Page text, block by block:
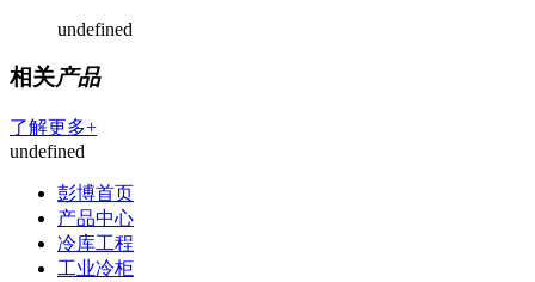
undefined
相关产品
了解更多+
undefined
彭博首页
产品中心
冷库工程
工业冷柜